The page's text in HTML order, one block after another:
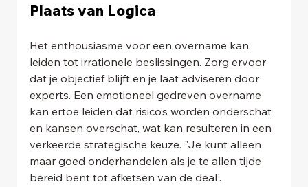
Plaats van Logica
Het enthousiasme voor een overname kan
leiden tot irrationele beslissingen. Zorg ervoor
dat je objectief blijft en je laat adviseren door
experts. Een emotioneel gedreven overname
kan ertoe leiden dat risico’s worden onderschat
en kansen overschat, wat kan resulteren in een
verkeerde strategische keuze. "Je kunt alleen
maar goed onderhandelen als je te allen tijde
bereid bent tot afketsen van de deal'.